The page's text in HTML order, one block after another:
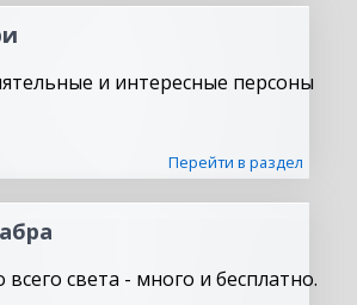
и интересные персоны
Перейти в раздел
света - много и бесплатно.